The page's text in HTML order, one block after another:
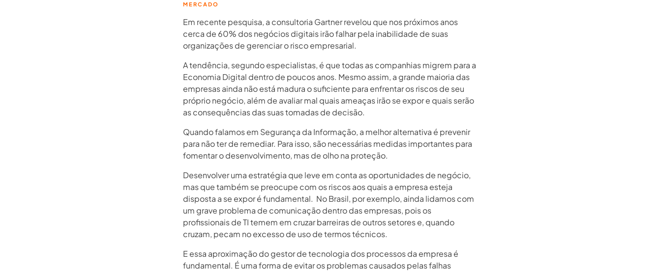
MERCADO
Em recente pesquisa, a consultoria Gartner revelou que nos próximos anos
cerca de 60% dos negócios digitais irão falhar pela inabilidade de suas
organizações de gerenciar o risco empresarial.
A tendência, segundo especialistas, é que todas as companhias migrem para a
Economia Digital dentro de poucos anos. Mesmo assim, a grande maioria das
empresas ainda não está madura o suficiente para enfrentar os riscos de seu
próprio negócio, além de avaliar mal quais ameaças irão se expor e quais serão
as consequências das suas tomadas de decisão.
Quando falamos em Segurança da Informação, a melhor alternativa é prevenir
para não ter de remediar. Para isso, são necessárias medidas importantes para
fomentar o desenvolvimento, mas de olho na proteção.
Desenvolver uma estratégia que leve em conta as oportunidades de negócio,
mas que também se preocupe com os riscos aos quais a empresa esteja
disposta a se expor é fundamental. No Brasil, por exemplo, ainda lidamos com
um grave problema de comunicação dentro das empresas, pois os
profissionais de TI temem em cruzar barreiras de outros setores e, quando
cruzam, pecam no excesso de uso de termos técnicos.
E essa aproximação do gestor de tecnologia dos processos da empresa é
fundamental. É uma forma de evitar os problemas causados pelas falhas